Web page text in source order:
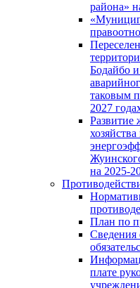
района»
Бодайбо
таковым
2027
Развитие
на 2025-
План по
Сведения
плате